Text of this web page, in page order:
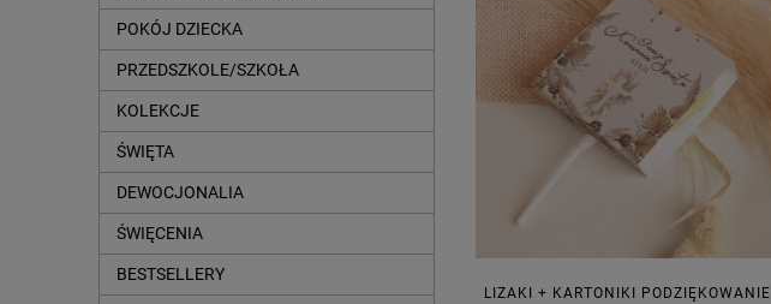
POKÓJ DZIECKA
PRZEDSZKOLE/SZKOŁA
KOLEKCJE
ŚWIĘTA
DEWOCJONALIA
ŚWIĘCENIA
BESTSELLERY
LIZAKI + KARTONIKI PODZIĘKOWANIE